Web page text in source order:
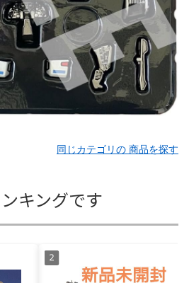
同じカテゴリの 商品を探す
キングです